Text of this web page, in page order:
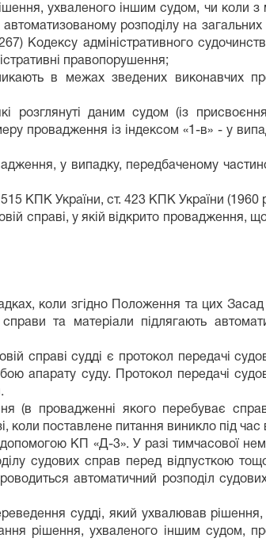
ухваленого іншим судом, чи коли з
розподілу на загальних
Кодексу адміністративного
правопорушення;
в межах зведених виконавчих
розглянуті даним судом (із
провадження із індексом «1-в» - у
у випадку, передбаченому
КПК України, ст. 423 КПК України (1960
справі, у якій відкрито провадження,
коли згідно Положення та цих Засад
та матеріали підлягають
справі судді є протокол передачі
апарату суду. Протокол передачі
(в провадженні якого перебуває
коли поставлене питання виникло під час
КП «Д-3». У разі тимчасової
судових справ перед відпусткою
автоматичний розподіл
судді, який ухвалював
рішення, ухваленого іншим судом,